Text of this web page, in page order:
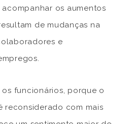
os aumentos
de mudanças na
e
funcionários, porque o
reconsiderado com mais